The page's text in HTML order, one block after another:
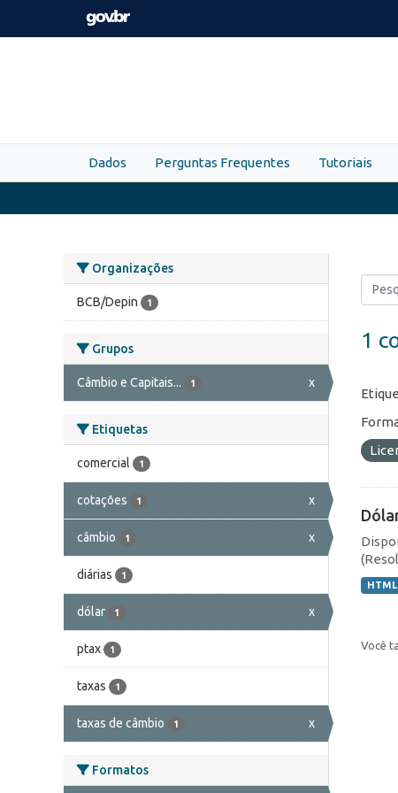
Skip to main content
Dados Perguntas Frequentes Tutoriais
Organizações
BCB/Depin 1
Grupos
Câmbio e Capitais... 1 x
Etiquetas
comercial 1
cotações 1 x
câmbio 1 x
diárias 1
dólar 1 x
ptax 1
taxas 1
taxas de câmbio 1 x
Formatos
1
HTML
Você